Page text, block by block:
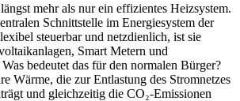
mehr als nur ein effizientes Heizsystem.
Schnittstelle im Energiesystem der
steuerbar und netzdienlich, ist sie
Smart Metern und
bedeutet das für den normalen Bürger?
Wärme, die zur Entlastung des Stromnetzes
und gleichzeitig die CO₂-Emissionen